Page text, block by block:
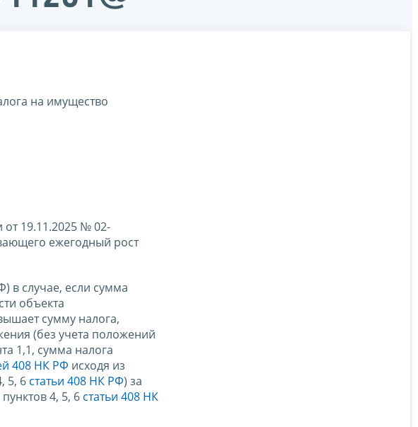
на имущество
19.11.2025 № 02-
ежегодный рост
в случае, если сумма
объекта
сумму налога,
(без учета положений
1,1, сумма налога
408 НК РФ исходя из
5, 6 статьи 408 НК РФ) за
4, 5, 6 статьи 408 НК